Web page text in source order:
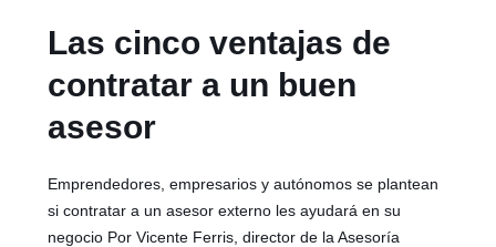
Las cinco ventajas de
contratar a un buen
asesor
Emprendedores, empresarios y autónomos se plantean
si contratar a un asesor externo les ayudará en su
negocio Por Vicente Ferris, director de la Asesoría